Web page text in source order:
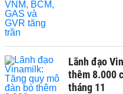
Lãnh đạo
thêm 8.000
tháng 11